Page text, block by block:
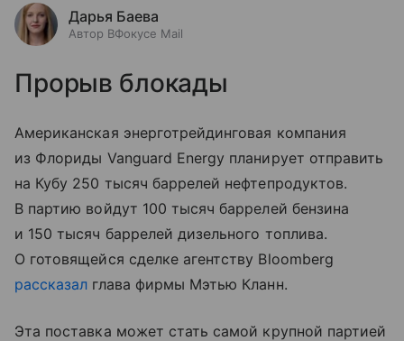
Дарья Баева
Автор ВФокусе Mail
Прорыв блокады
Американская энерготрейдинговая компания
из Флориды Vanguard Energy планирует отправить
на Кубу 250 тысяч баррелей нефтепродуктов.
В партию войдут 100 тысяч баррелей бензина
и 150 тысяч баррелей дизельного топлива.
О готовящейся сделке агентству Bloomberg
рассказал глава фирмы Мэтью Кланн.
Эта поставка может стать самой крупной партией